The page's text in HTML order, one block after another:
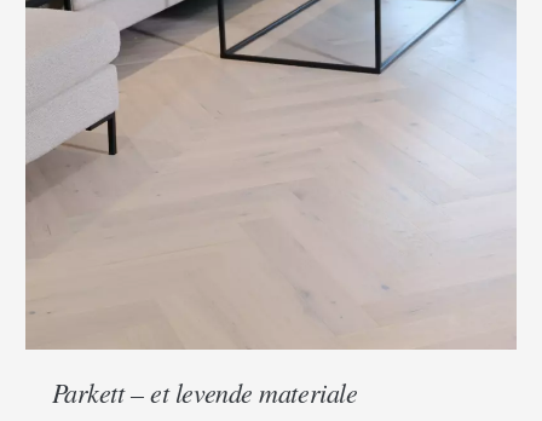
Parkett – et levende materiale